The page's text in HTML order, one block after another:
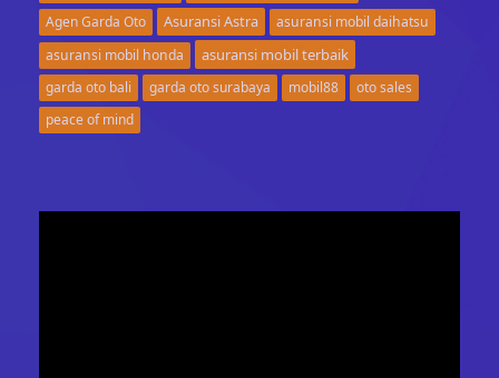
Agen Garda Oto
Asuransi Astra
asuransi mobil daihatsu
asuransi mobil honda
asuransi mobil terbaik
garda oto bali garda oto surabaya mobil88
oto sales
peace of mind